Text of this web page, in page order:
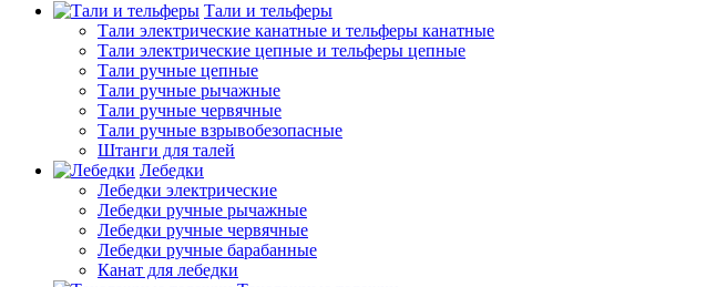
Тали и тельферы
Тали электрические канатные и тельферы канатные
Тали электрические цепные и тельферы цепные
Тали ручные цепные
Тали ручные рычажные
Тали ручные червячные
Тали ручные взрывобезопасные
Штанги для талей
Лебедки
Лебедки электрические
Лебедки ручные рычажные
Лебедки ручные червячные
Лебедки ручные барабанные
Канат для лебедки